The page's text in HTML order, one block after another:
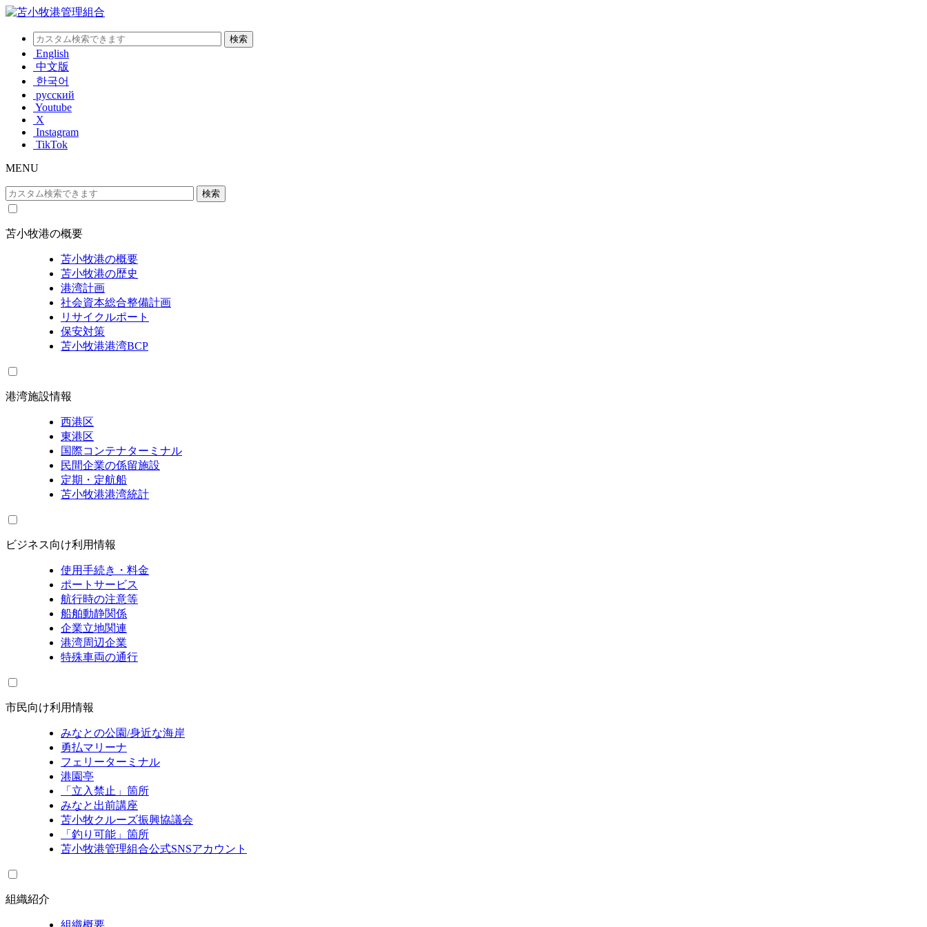
English
中文版
한국어
русский
Youtube
X
Instagram
TikTok
MENU
苫小牧港の概要
苫小牧港の概要
苫小牧港の歴史
港湾計画
社会資本総合整備計画
リサイクルポート
保安対策
苫小牧港港湾BCP
港湾施設情報
西港区
東港区
国際コンテナターミナル
民間企業の係留施設
定期・定航船
苫小牧港港湾統計
ビジネス向け利用情報
使用手続き・料金
ポートサービス
航行時の注意等
船舶動静関係
企業立地関連
港湾周辺企業
特殊車両の通行
市民向け利用情報
みなとの公園/身近な海岸
勇払マリーナ
フェリーターミナル
港園亭
「立入禁止」箇所
みなと出前講座
苫小牧クルーズ振興協議会
「釣り可能」箇所
苫小牧港管理組合公式SNSアカウント
組織紹介
組織概要